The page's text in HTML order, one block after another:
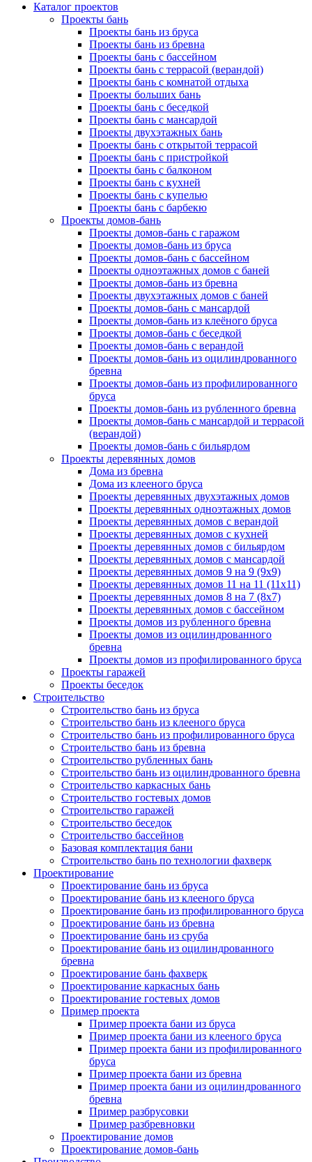
Каталог проектов
Проекты бань
Проекты бань из бруса
Проекты бань из бревна
Проекты бань с бассейном
Проекты бань с террасой (верандой)
Проекты бань с комнатой отдыха
Проекты больших бань
Проекты бань с беседкой
Проекты бань с мансардой
Проекты двухэтажных бань
Проекты бань с открытой террасой
Проекты бань с пристройкой
Проекты бань с балконом
Проекты бань с кухней
Проекты бань с купелью
Проекты бань с барбекю
Проекты домов-бань
Проекты домов-бань с гаражом
Проекты домов-бань из бруса
Проекты домов-бань с бассейном
Проекты одноэтажных домов с баней
Проекты домов-бань из бревна
Проекты двухэтажных домов с баней
Проекты домов-бань с мансардой
Проекты домов-бань из клеёного бруса
Проекты домов-бань с беседкой
Проекты домов-бань с верандой
Проекты домов-бань из оцилиндрованного
бревна
Проекты домов-бань из профилированного
бруса
Проекты домов-бань из рубленного бревна
Проекты домов-бань с мансардой и террасой
(верандой)
Проекты домов-бань с бильярдом
Проекты деревянных домов
Дома из бревна
Дома из клееного бруса
Проекты деревянных двухэтажных домов
Проекты деревянных одноэтажных домов
Проекты деревянных домов с верандой
Проекты деревянных домов с кухней
Проекты деревянных домов с бильярдом
Проекты деревянных домов с мансардой
Проекты деревянных домов 9 на 9 (9x9)
Проекты деревянных домов 11 на 11 (11x11)
Проекты деревянных домов 8 на 7 (8x7)
Проекты деревянных домов с бассейном
Проекты домов из рубленного бревна
Проекты домов из оцилиндрованного
бревна
Проекты домов из профилированного бруса
Проекты гаражей
Проекты беседок
Строительство
Строительство бань из бруса
Строительство бань из клееного бруса
Строительство бань из профилированного бруса
Строительство бань из бревна
Строительство рубленных бань
Строительство бань из оцилиндрованного бревна
Строительство каркасных бань
Строительство гостевых домов
Строительство гаражей
Строительство беседок
Строительство бассейнов
Базовая комплектация бани
Строительство бань по технологии фахверк
Проектирование
Проектирование бань из бруса
Проектирование бань из клееного бруса
Проектирование бань из профилированного бруса
Проектирование бань из бревна
Проектирование бань из сруба
Проектирование бань из оцилиндрованного
бревна
Проектирование бань фахверк
Проектирование каркасных бань
Проектирование гостевых домов
Пример проекта
Пример проекта бани из бруса
Пример проекта бани из клееного бруса
Пример проекта бани из профилированного
бруса
Пример проекта бани из бревна
Пример проекта бани из оцилиндрованного
бревна
Пример разбрусовки
Пример разбревновки
Проектирование домов
Проектирование домов-бань